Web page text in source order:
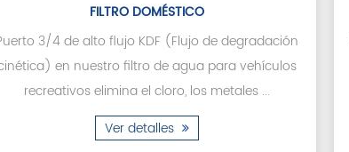
FILTRO DOMÉSTICO
3/4 de alto flujo KDF (Flujo de degradación
en nuestro filtro de agua para vehículos
recreativos elimina el cloro, los metales ...
Ver detalles